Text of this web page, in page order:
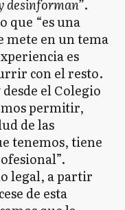
desinforman”.
que “es una
mete en un tema
es
con el resto.
el Colegio
permitir,
de las
tenemos, tiene
legal, a partir
de esta